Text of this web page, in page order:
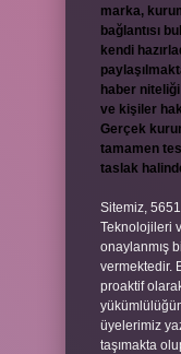
marka,
bağlantısı
kendi
haber
ve kişiler
Gerçek
tamamen
taslak
Sitemiz,
Teknolojileri
onaylanmış
vermektedir.
proaktif
üyelerimiz
taşımakta